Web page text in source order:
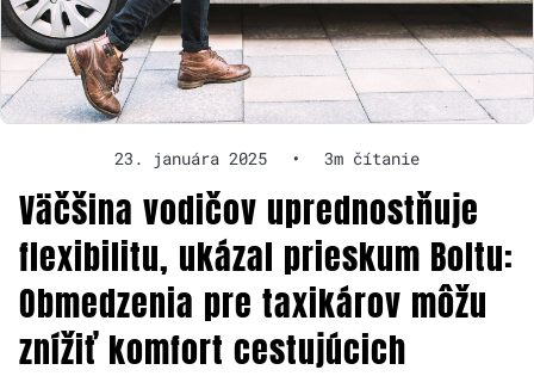
23. januára 2025 • 3m čítanie
Väčšina vodičov uprednostňuje
flexibilitu, ukázal prieskum Boltu:
Obmedzenia pre taxikárov môžu
znížiť komfort cestujúcich